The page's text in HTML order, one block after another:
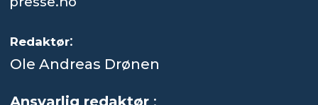
Redaktør:
Ole Andreas Drønen
Ansvarlig redaktør :